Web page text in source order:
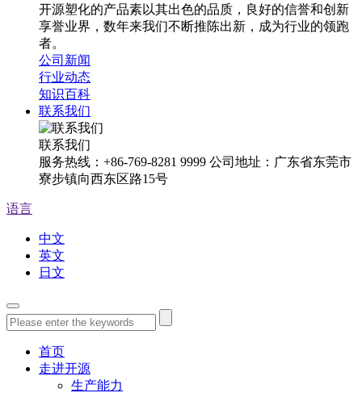
开源塑化的产品素以其出色的品质，良好的信誉和创新
享誉业界，数年来我们不断推陈出新，成为行业的领跑
者。
公司新闻
行业动态
知识百科
联系我们
联系我们
服务热线：+86-769-8281 9999 公司地址：广东省东莞市
寮步镇向西东区路15号
语言
中文
英文
日文
首页
走进开源
生产能力